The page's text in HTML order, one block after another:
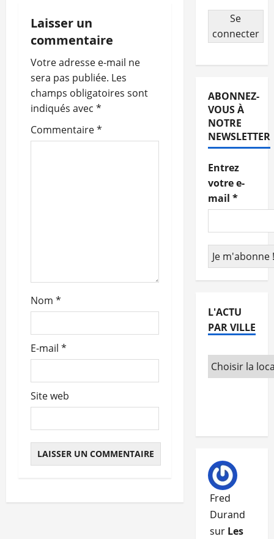
g
a
t
i
o
t
i
c
l
e
Laisser un
commentaire
Votre adresse e-mail ne
sera pas publiée. Les
champs obligatoires sont
indiqués avec *
Commentaire*
Nom *
E-mail *
Site web
Se
connecter
ABONNEZ-
VOUS À
NOTRE
NEWSLETTER
Entrez
votre e-
mail *
L'ACTU
PAR VILLE
Fred
Durand
sur Les